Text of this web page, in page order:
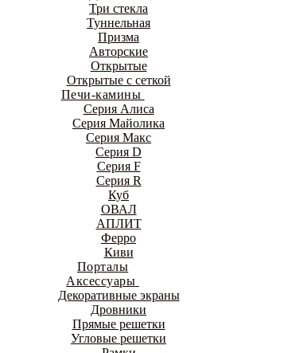
Три стекла
Туннельная
Призма
Авторские
Открытые
Открытые с сеткой
Печи-камины
Серия Алиса
Серия Майолика
Серия Макс
Серия D
Серия F
Серия R
Куб
ОВАЛ
АПЛИТ
Ферро
Киви
Порталы
Аксессуары
Декоративные экраны
Дровники
Прямые решетки
Угловые решетки